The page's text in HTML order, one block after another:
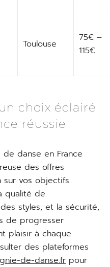
Toulouse
75€ –
115€
choix éclairé
réussie
danse en France
des offres
vos objectifs
qualité de
styles, et la sécurité,
de progresser
plaisir à chaque
des plateformes
de-danse.fr pour